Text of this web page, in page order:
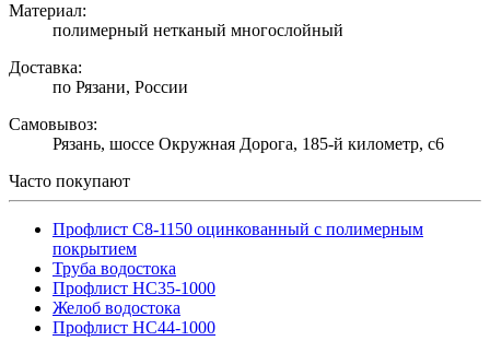
Материал:
полимерный нетканый многослойный
Доставка:
по Рязани, России
Самовывоз:
Рязань, шоссе Окружная Дорога, 185-й километр, с6
Часто покупают
Профлист С8-1150 оцинкованный с полимерным
покрытием
Труба водостока
Профлист НС35-1000
Желоб водостока
Профлист НС44-1000